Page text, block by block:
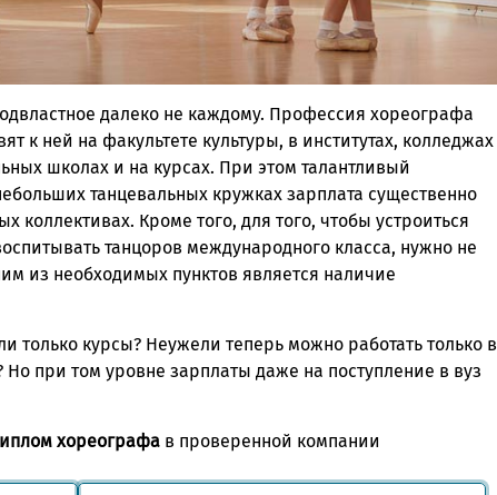
далеко не каждому. Профессия хореографа
к ней на факультете культуры, в институтах, колледжах
школах и на курсах. При этом талантливый
танцевальных кружках зарплата существенно
коллективах. Кроме того, для того, чтобы устроиться
танцоров международного класса, нужно не
из необходимых пунктов является наличие
только курсы? Неужели теперь можно работать только в
при том уровне зарплаты даже на поступление в вуз
хореографав проверенной компании